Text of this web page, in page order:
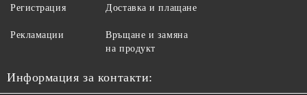
Регистрация
Рекламации
Доставка и плащане
Връщане и замяна
на продукт
Информация за контакти: